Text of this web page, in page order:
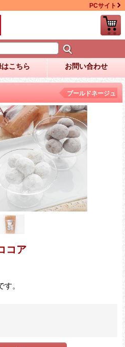
PCサイト
こちら お問い合わせ
ブールドネージュ
コア
。